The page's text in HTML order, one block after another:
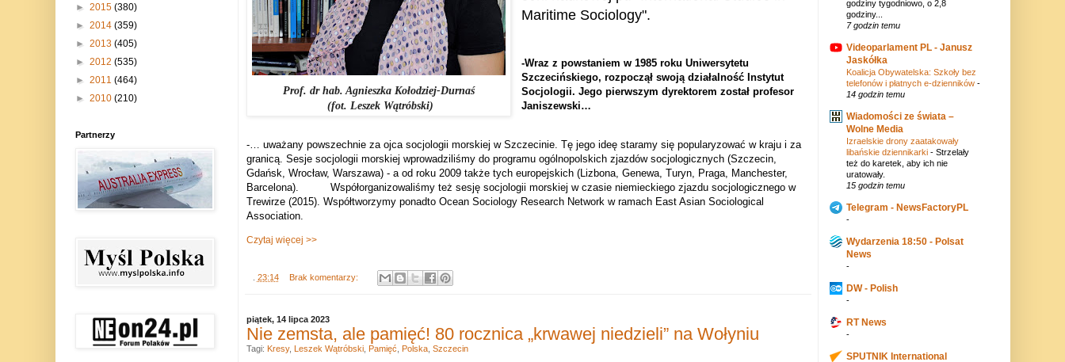
Prof. dr hab. Agnieszka Kołodziej-Durnaś
(fot. Leszek Wątróbski)
Maritime Sociology".
-Wraz z powstaniem w 1985 roku Uniwersytetu
Szczecińskiego, rozpoczął swoją działalność Instytut
Socjologii. Jego pierwszym dyrektorem został profesor
Janiszewski…
-… uważany powszechnie za ojca socjologii morskiej w Szczecinie. Tę jego ideę staramy się popularyzować w kraju i za
granicą. Sesje socjologii morskiej wprowadziliśmy do programu ogólnopolskich zjazdów socjologicznych (Szczecin,
Gdańsk, Wrocław, Warszawa) - a od roku 2009 także tych europejskich (Lizbona, Genewa, Turyn, Praga, Manchester,
Barcelona).
Współorganizowaliśmy też sesję socjologii morskiej w czasie niemieckiego zjazdu socjologicznego w
Trewirze (2015). Współtworzymy ponadto Ocean Sociology Research Network w ramach East Asian Sociological
Association.
Czytaj więcej >>
23:14 Brak komentarzy:
piątek, 14 lipca 2023
Nie zemsta, ale pamięć! 80 rocznica „krwawej niedzieli” na Wołyniu
Tagi: Kresy, Leszek Wątróbski, Pamięć Polska, Szczecin
► 2015 (380)
► 2014 (359)
► 2013 (405)
► 2012 (535)
► 2011 (464)
► 2010 (210)
Partnerzy
godziny tygodniowo, o 2,8
godziny...
7 godzin temu
Videoparlament PL - Janusz
Jaskółka
Koalicja Obywatelska: Szkoły bez
telefonów i płatnych e-dzienników -
14 godzin temu
Wiadomości ze świata –
Wolne Media
Izraelskie drony zaatakowały
libańskie dziennikarki - Strzelały
też do karetek, aby ich nie
uratowały.
15 godzin temu
Telegram - NewsFactoryPL
-
Wydarzenia 18:50 - Polsat
News
-
DW - Polish
-
RT News
-
SPUTNIK International